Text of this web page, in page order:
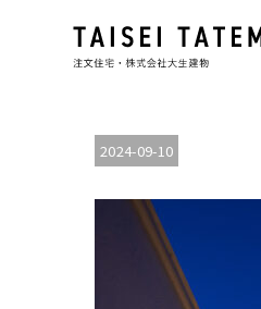
2024-09-10